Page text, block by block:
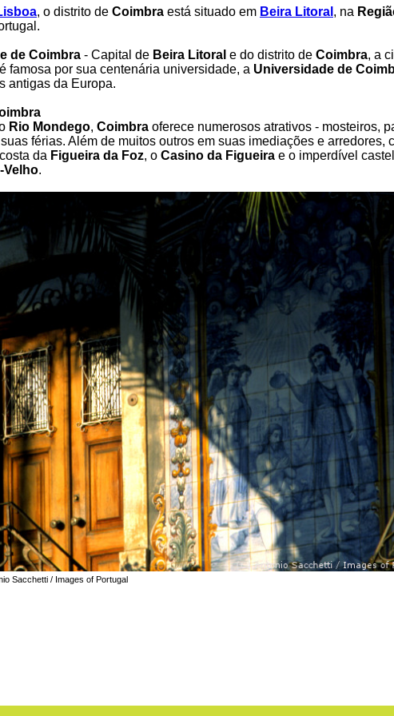
, o distrito de Coimbra está situado em Beira Litoral , na
de Coimbra - Capital de Beira Litoral e do distrito de Coimbra, a
é famosa por sua centenária universidade, a Universidade de
antigas da Europa.
Rio Mondego, Coimbra oferece numerosos atrativos - mosteiros,
férias. Além de muitos outros em suas imediações e arredores,
da Figueira da Foz, o Casino da Figueira e o imperdível
Velho.
Sacchetti / Images of Portugal